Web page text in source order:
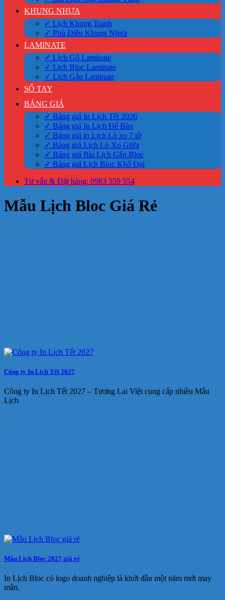
KHUNG NHỰA
✓ Lịch Khung Tranh
✓ Phù Điêu Khung Nhựa
LAMINATE
✓ Lịch Gỗ Laminate
✓ Lịch Bloc Laminate
✓ Lịch Gập Laminate
SỔ TAY
BẢNG GIÁ
✓ Bảng giá In Lịch Tết 2026
✓ Bảng giá In Lịch Để Bàn
✓ Bảng giá in Lịch Lò xo 7 tờ
✓ Bảng giá Lịch Lò Xo Giữa
✓ Bảng giá Bìa Lịch Gắn Bloc
✓ Bảng giá Lịch Bloc Khổ Đại
Tư vấn & Đặt hàng: 0983 559 554
Mẫu Lịch Bloc Giá Rẻ
Công ty In Lịch Tết 2027
Công ty In Lịch Tết 2027 – Tương Lai Việt cung cấp nhiều Mẫu
Lịch
Mẫu Lịch Bloc 2027 giá rẻ
In Lịch Bloc có logo doanh nghiệp là khởi đầu một năm mới may
mắn,